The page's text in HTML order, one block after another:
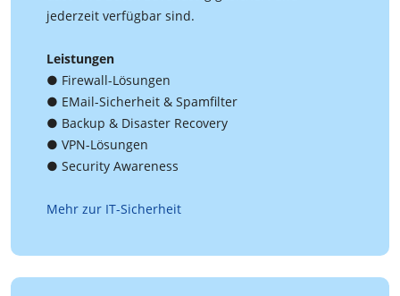
jederzeit verfügbar sind.
Leistungen
● Firewall-Lösungen
● EMail-Sicherheit & Spamfilter
● Backup & Disaster Recovery
● VPN-Lösungen
● Security Awareness
Mehr zur IT-Sicherheit